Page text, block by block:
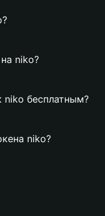
niko?
niko бесплатным?
niko?